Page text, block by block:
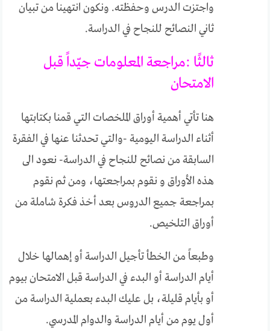
واجتزت الدرس وحفظته. ونكون انتهينا من تبيان
ثاني النصائح للنجاح في الدراسة.
ثالثًا :مراجعة المعلومات جيّداً قبل
الامتحان
هنا تأتي أهمية أوراق الملخصات التي قمنا بكتابتها
أثناء الدراسة اليومية -والتي تحدثنا عنها في الفقرة
السابقة من نصائح للنجاح في الدراسة- نعود الى
هذه الأوراق و نقوم بمراجعتها، ومن ثم نقوم
بمراجعة جميع الدروس بعد أخذ فكرة شاملة من
أوراق التلخيص.
وطبعاً من الخطأ تأجيل الدراسة أو إهمالها خلال
أيام الدراسة أو البدء في الدراسة قبل الامتحان بيوم
أو بأيام قليلة، بل عليك البدء بعملية الدراسة من
أول يوم من أيام الدراسة والدوام المدرسي.